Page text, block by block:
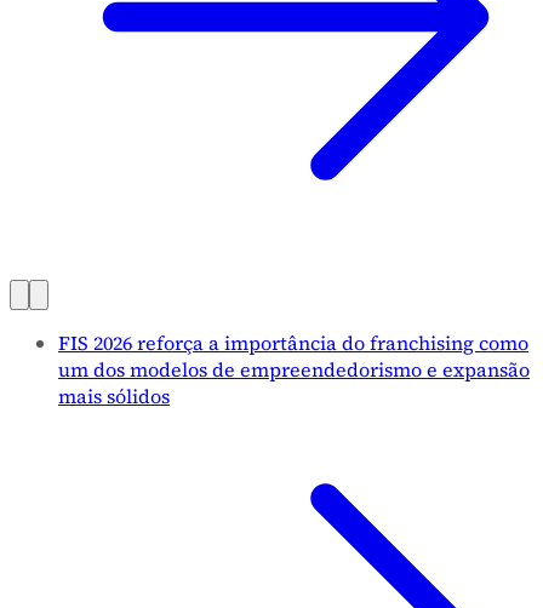
FIS 2026 reforça a importância do franchising como
um dos modelos de empreendedorismo e expansão
mais sólidos